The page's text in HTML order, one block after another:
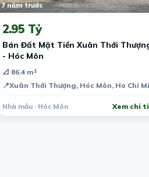
7 năm trước
2.95 Tỷ
Bán Đất Mặt Tiền Xuân Thới
- Hóc Môn
📐 86.4 m²
📍Xuân Thới Thượng, Hóc Môn, Ho Chi
Nhà mẫu · Hóc Môn Xem chi